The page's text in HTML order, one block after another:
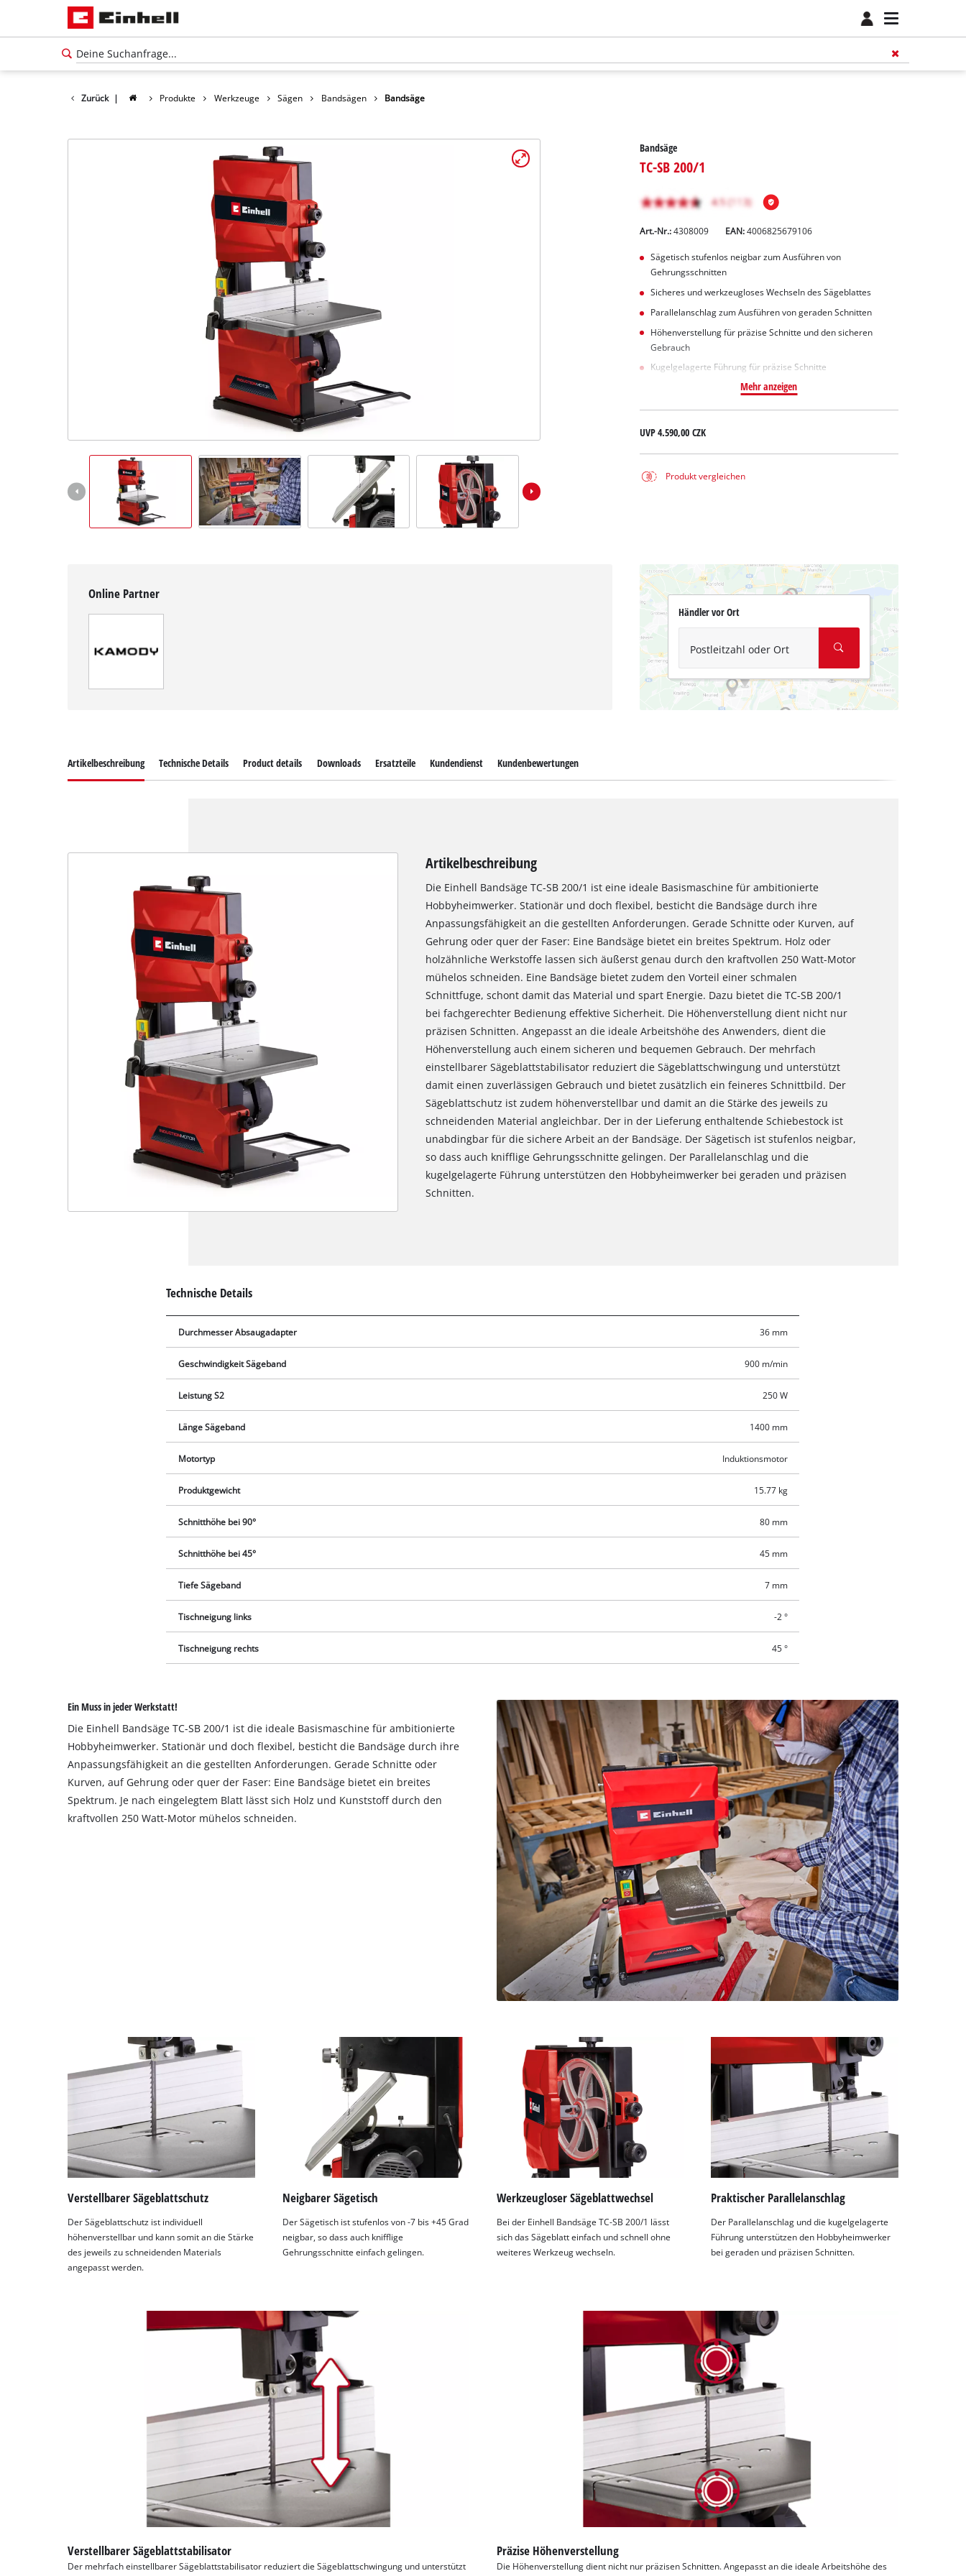
Zurück | Produkte Werkzeuge Sägen Bandsägen Bandsäge
Bandsäge
TC-SB 200/1
Art.-Nr.: 4308009 EAN:4006825679106
Sägetisch stufenlos neigbar zum Ausführen von
Gehrungsschnitten
Sicheres und werkzeugloses Wechseln des Sägeblattes
Parallelanschlag zum Ausführen von geraden Schnitten
Höhenverstellung für präzise Schnitte und den sicheren
Gebrauch
Kugelgelagerte Führung für präzise Schnitte
Mehr anzeigen
UVP4.590,00 CZK
Produkt vergleichen
Online Partner
Händler vor Ort
Postleitzahl oder Ort
to trackers that are not disclosed to the
the site with their CMP to add this content
Artikelbeschreibung Technische Details Product details Downloads Ersatzteile Kundendienst Kundenbewertungen
Artikelbeschreibung
Die Einhell Bandsäge TC-SB 200/1 ist eine ideale Basismaschine für ambitionierte
Hobbyheimwerker. Stationär und doch flexibel, besticht die Bandsäge durch ihre
Anpassungsfähigkeit an die gestellten Anforderungen. Gerade Schnitte oder Kurven, auf
Gehrung oder quer der Faser: Eine Bandsäge bietet ein breites Spektrum. Holz oder
holzähnliche Werkstoffe lassen sich äußerst genau durch den kraftvollen 250 Watt-Motor
mühelos schneiden. Eine Bandsäge bietet zudem den Vorteil einer schmalen
Schnittfuge, schont damit das Material und spart Energie. Dazu bietet die TC-SB 200/1
bei fachgerechter Bedienung effektive Sicherheit. Die Höhenverstellung dient nicht nur
präzisen Schnitten. Angepasst an die ideale Arbeitshöhe des Anwenders, dient die
Höhenverstellung auch einem sicheren und bequemen Gebrauch. Der mehrfach
einstellbarer Sägeblattstabilisator reduziert die Sägeblattschwingung und unterstützt
damit einen zuverlässigen Gebrauch und bietet zusätzlich ein feineres Schnittbild. Der
Sägeblattschutz ist zudem höhenverstellbar und damit an die Stärke des jeweils zu
schneidenden Material angleichbar. Der in der Lieferung enthaltende Schiebestock ist
unabdingbar für die sichere Arbeit an der Bandsäge. Der Sägetisch ist stufenlos neigbar,
so dass auch knifflige Gehrungsschnitte gelingen. Der Parallelanschlag und die
kugelgelagerte Führung unterstützen den Hobbyheimwerker bei geraden und präzisen
Schnitten.
Technische Details
Durchmesser Absaugadapter 36 mm
Geschwindigkeit Sägeband 900 m/min
Leistung S2 250 W
Länge Sägeband 1400 mm
Motortyp Induktionsmotor
Produktgewicht 15.77 kg
Schnitthöhe bei 90° 80 mm
Schnitthöhe bei 45° 45 mm
Tiefe Sägeband 7 mm
Tischneigung links -2 °
Tischneigung rechts 45 °
Ein Muss in jeder Werkstatt!
Die Einhell Bandsäge TC-SB 200/1 ist die ideale Basismaschine für ambitionierte
Hobbyheimwerker. Stationär und doch flexibel, besticht die Bandsäge durch ihre
Anpassungsfähigkeit an die gestellten Anforderungen. Gerade Schnitte oder
Kurven, auf Gehrung oder quer der Faser: Eine Bandsäge bietet ein breites
Spektrum. Je nach eingelegtem Blatt lässt sich Holz und Kunststoff durch den
kraftvollen 250 Watt-Motor mühelos schneiden.
Verstellbarer Sägeblattschutz
Der Sägeblattschutz ist individuell
höhenverstellbar und kann somit an die Stärke
des jeweils zu schneidenden Materials
angepasst werden.
Neigbarer Sägetisch
Der Sägetisch ist stufenlos von -7 bis +45 Grad
neigbar, so dass auch knifflige
Gehrungsschnitte einfach gelingen.
Werkzeugloser Sägeblattwechsel
Bei der Einhell Bandsäge TC-SB 200/1 lässt
sich das Sägeblatt einfach und schnell ohne
weiteres Werkzeug wechseln.
Praktischer Parallelanschlag
Der Parallelanschlag und die kugelgelagerte
Führung unterstützen den Hobbyheimwerker
bei geraden und präzisen Schnitten.
Verstellbarer Sägeblattstabilisator
Der mehrfach einstellbarer Sägeblattstabilisator reduziert die Sägeblattschwingung und unterstützt
Präzise Höhenverstellung
Die Höhenverstellung dient nicht nur präzisen Schnitten. Angepasst an die ideale Arbeitshöhe des